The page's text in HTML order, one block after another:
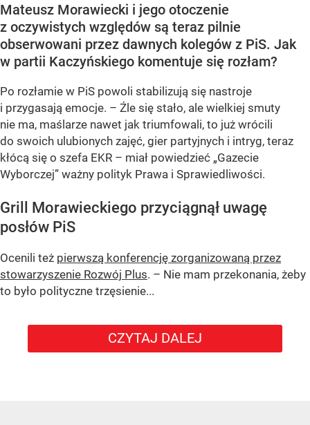
Mateusz Morawiecki i jego otoczenie
z oczywistych względów są teraz pilnie
obserwowani przez dawnych kolegów z PiS. Jak
w partii Kaczyńskiego komentuje się rozłam?
Po rozłamie w PiS powoli stabilizują się nastroje
i przygasają emocje. – Źle się stało, ale wielkiej smuty
nie ma, maślarze nawet jak triumfowali, to już wrócili
do swoich ulubionych zajęć, gier partyjnych i intryg, teraz
kłócą się o szefa EKR – miał powiedzieć „Gazecie
Wyborczej” ważny polityk Prawa i Sprawiedliwości.
Grill Morawieckiego przyciągnął uwagę
posłów PiS
Ocenili też pierwszą konferencję zorganizowaną przez
stowarzyszenie Rozwój Plus. – Nie mam przekonania, żeby
to było polityczne trzęsienie...
CZYTAJ DALEJ